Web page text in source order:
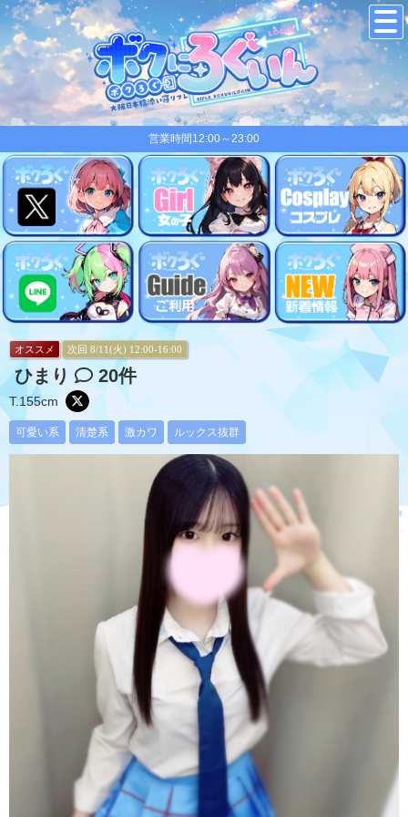
営業時間12:00～23:00
オススメ 次回 8/11(火) 12:00-16:00
ひまり 20件
T.155cm
可愛い系 清楚系 激カワ ルックス抜群